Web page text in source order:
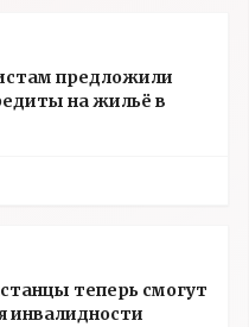
предложили
на жильё в
теперь смогут
инвалидности